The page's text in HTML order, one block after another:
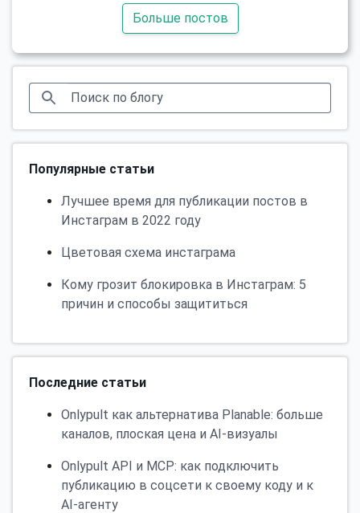
Больше постов
Популярные статьи
Лучшее время для публикации постов в
Инстаграм в 2022 году
Цветовая схема инстаграма
Кому грозит блокировка в Инстаграм: 5
причин и способы защититься
Последние статьи
Onlypult как альтернатива Planable: больше
каналов, плоская цена и AI-визуалы
Onlypult API и MCP: как подключить
публикацию в соцсети к своему коду и к
AI-агенту